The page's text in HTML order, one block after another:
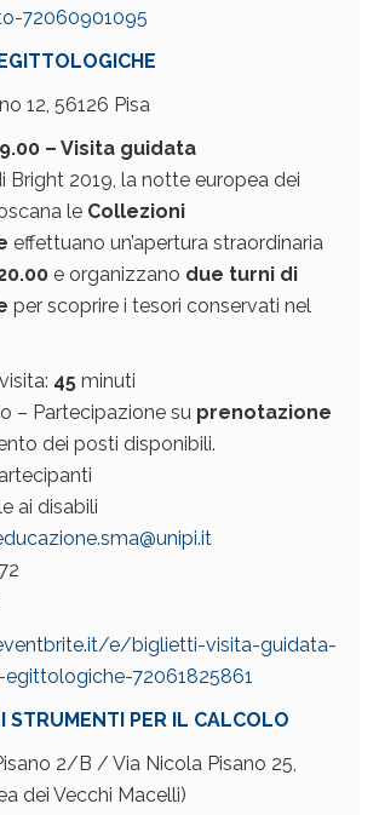
72060901095
12, 56126 Pisa
– Visita guidata
Bright 2019, la notte europea dei
le Collezioni
effettuano un’apertura straordinaria
e organizzano due turni di
per scoprire i tesori conservati nel
45 minuti
– Partecipazione su prenotazione
dei posti disponibili.
ai disabili
e/biglietti-visita-guidata-
72061825861
STRUMENTI PER IL CALCOLO
2/B / Via Nicola Pisano 25,
dei Vecchi Macelli)